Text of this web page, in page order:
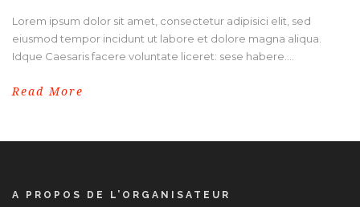
Lorem ipsum dolor sit amet, consectetur adipisici elit, sed
eiusmod tempor incidunt ut labore et dolore magna aliqua.
Idque Caesaris facere voluntate liceret: sese habere....
Read More
A PROPOS DE L’ORGANISATEUR